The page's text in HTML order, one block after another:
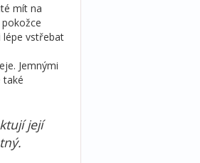
mít na
lépe vstřebat
Jemnými
také
její